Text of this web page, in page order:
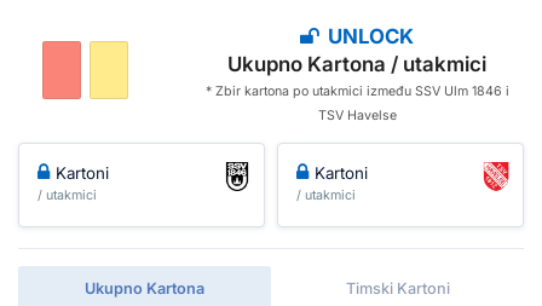
UNLOCK
Ukupno Kartona / utakmici
* Zbir kartona po utakmici između SSV Ulm 1846 i
TSV Havelse
Kartoni
/ utakmici
Kartoni
/ utakmici
Ukupno Kartona Timski Kartoni